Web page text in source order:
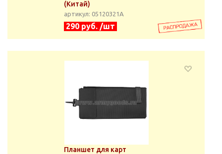
(Китай)
артикул: 05120321А
290 руб. /шт
Планшет для карт